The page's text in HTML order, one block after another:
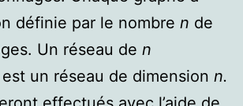
définie par le nombre n de
Un réseau de n
un réseau de dimension n.